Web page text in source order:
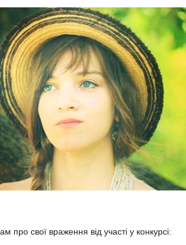
про свої враження від участі у конкурсі: